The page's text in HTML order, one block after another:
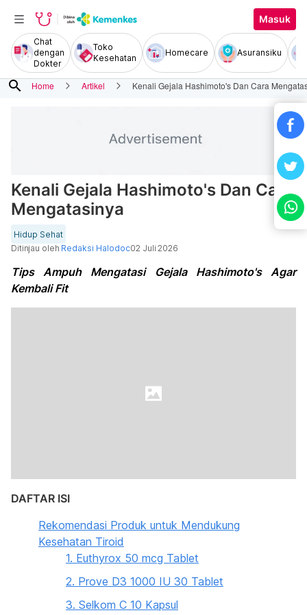
Masuk
Chat
dengan
Dokter
Toko
Kesehatan
Homecare Asuransiku
search Home Artikel Kenali Gejala Hashimoto's Dan Cara
Kenali Gejala Hashimoto's Dan Cara
Mengatasinya
Hidup Sehat
Ditinjau oleh Redaksi Halodoc02 Juli 2026
Tips Ampuh Mengatasi Gejala Hashimoto's Agar
Kembali Fit
DAFTAR ISI
Rekomendasi Produk untuk Mendukung
Kesehatan Tiroid
1. Euthyrox 50 mcg Tablet
2. Prove D3 1000 IU 30 Tablet
3. Selkom C 10 Kapsul